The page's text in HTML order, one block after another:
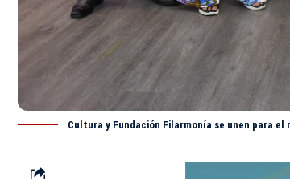
Cultura y Fundación Filarmonía se unen para